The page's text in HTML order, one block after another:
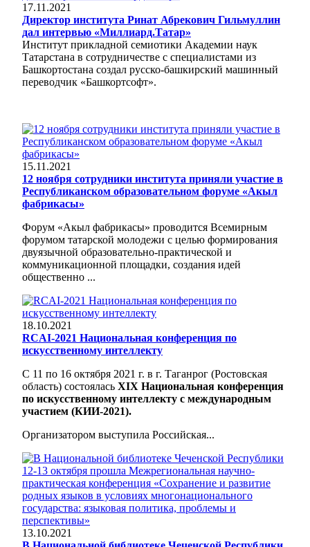
17.11.2021
Директор института Ринат Абрекович Гильмуллин
дал интервью «Миллиард.Татар»
Институт прикладной семиотики Академии наук
Татарстана в сотрудничестве с специалистами из
Башкортостана создал русско-башкирский машинный
переводчик «Башкортсофт».
15.11.2021
12 ноября сотрудники института приняли участие в
Республиканском образовательном форуме «Акыл
фабрикасы»
Форум «Акыл фабрикасы» проводится Всемирным
форумом татарской молодежи с целью формирования
двуязычной образовательно-практической и
коммуникационной площадки, создания идей
общественно ...
18.10.2021
RCAI-2021 Национальная конференция по
искусственному интеллекту
С 11 по 16 октября 2021 г. в г. Таганрог (Ростовская
область) состоялась XIX Национальная конференция
по искусственному интеллекту с международным
участием (КИИ-2021).
Организатором выступила Российская...
13.10.2021